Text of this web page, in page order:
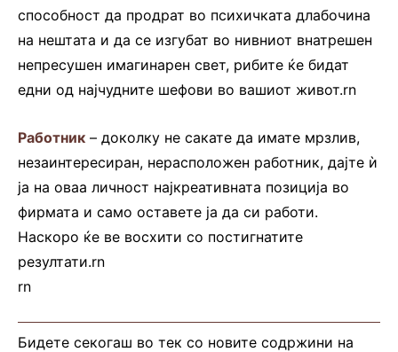
способност да продрат во психичката длабочина
на нештата и да се изгубат во нивниот внатрешен
непресушен имагинарен свет, рибите ќе бидат
едни од најчудните шефови во вашиот живот.rn
Работник – доколку не сакате да имате мрзлив,
незаинтересиран, нерасположен работник, дајте ѝ
ја на оваа личност најкреативната позиција во
фирмата и само оставете ја да си работи.
Наскоро ќе ве восхити со постигнатите
резултати.rn
rn
Бидете секогаш во тек со новите содржини на